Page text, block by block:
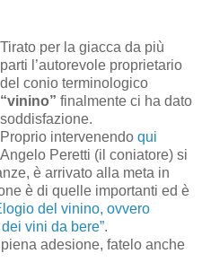
Tirato per la giacca da più
parti l’autorevole proprietario
del conio terminologico
“vinino” finalmente ci ha dato
soddisfazione.
Proprio intervenendo qui
Angelo Peretti (il coniatore) si
è arrivato alla meta in
è di quelle importanti ed è
del vinino, ovvero
vini da bere”.
adesione, fatelo anche